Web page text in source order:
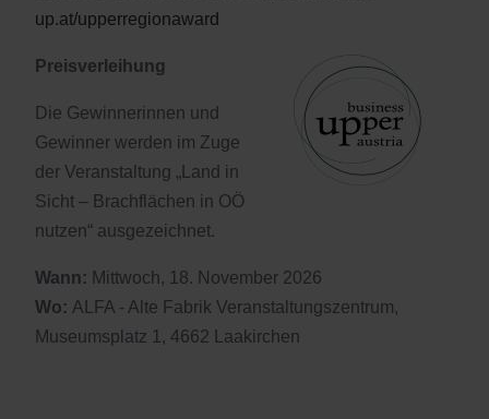
up.at/upperregionaward
Preisverleihung
Die Gewinnerinnen und
Gewinner werden im Zuge
der Veranstaltung „Land in
Sicht – Brachflächen in OÖ
nutzen“ ausgezeichnet.
Wann: Mittwoch, 18. November 2026
Wo: ALFA - Alte Fabrik Veranstaltungszentrum,
Museumsplatz 1, 4662 Laakirchen